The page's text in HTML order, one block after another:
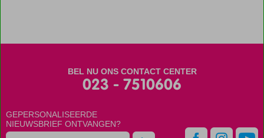
BEL NU ONS CONTACT CENTER
023 - 7510606
GEPERSONALISEERDE
NIEUWSBRIEF ONTVANGEN?